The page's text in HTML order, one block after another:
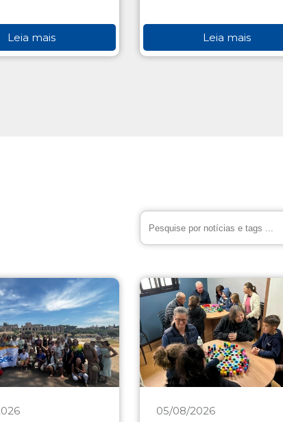
Leia mais Leia mais
Assistência
05/08/2026